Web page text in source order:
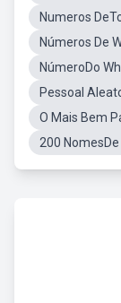
Numeros
Números De
NúmeroDo
Pessoal
O Mais Bem
200